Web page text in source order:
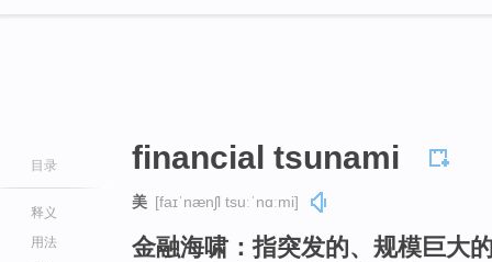
目录
释义
用法
financial tsunami
美 [faɪˈnænʃl tsuːˈnɑːmi]
金融海啸：指突发的、规模巨大